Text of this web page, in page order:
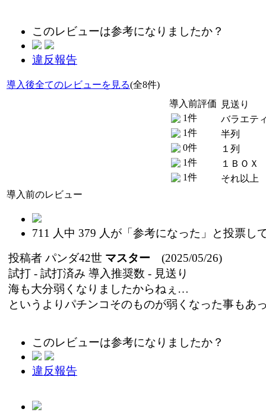
このレビューは参考になりましたか？
違反報告
導入後全てのレビューを見る(全8件)
導入前評価
1件
1件
0件
1件
1件
見送り
バラエテ
半列
１列
１ＢＯＸ
それ以上
導入前のレビュー
711 人中 379 人が「参考になった」と投票し
投稿者 パンダ42世 マスター (2025/05/26)
試打 - 試打済み 導入推奨数 - 見送り
海も大分弱くなりましたからねぇ…
というよりパチンコそのものが弱くなった事もあ
このレビューは参考になりましたか？
違反報告